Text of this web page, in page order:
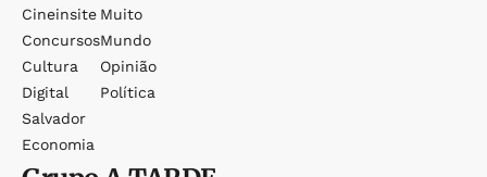
Cineinsite
Concursos
Cultura
Digital
Salvador
Economia
Muito
Mundo
Opinião
Política